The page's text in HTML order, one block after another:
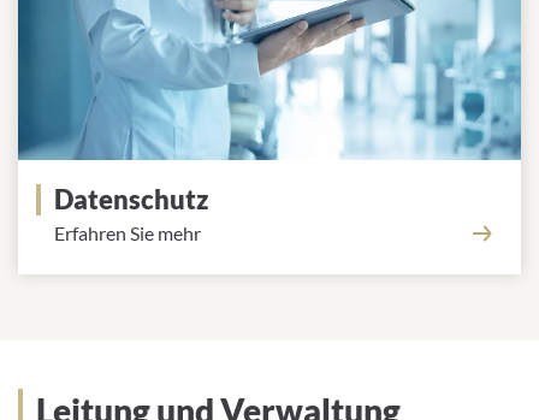
Datenschutz
Erfahren Sie mehr
Leitung und Verwaltung
Leitung und Verwaltung